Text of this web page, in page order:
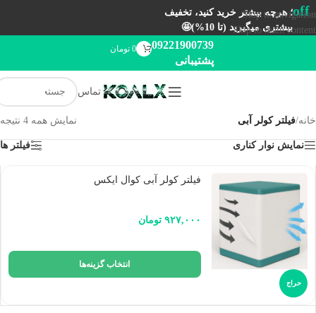
Skip to navigation
Skip to main content
off؛ هرچه بیشتر خرید کنید، تخفیف
بیشتری میگیرید (تا 10%)🤩
09221900739
پشتیبانی
0 تومان
تماس
خانه/فیلتر کولر آبی نمایش همه 4 نتیجه
نمایش نوار کناری فیلتر ها
حراج
فیلتر کولر آبی کوال ایکس
۹۲۷,۰۰۰ تومان
انتخاب گزینه‌ها